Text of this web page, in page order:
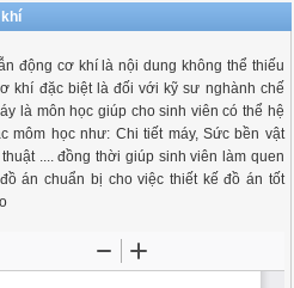
động cơ khí là nội dung không thể thiếu
khí đặc biệt là đối với kỹ sư nghành chế
là môn học giúp cho sinh viên có thể hệ
môm học như: Chi tiết máy, Sức bền vật
.... đồng thời giúp sinh viên làm quen
án chuẩn bị cho việc thiết kế đồ án tốt